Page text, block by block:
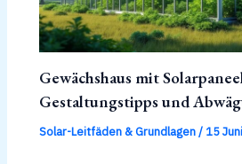
Gewächshaus mit
Gestaltungstipps und
Solar-Leitfäden & Grundlagen/ 15